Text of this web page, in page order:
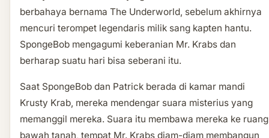
berbahaya bernama The Underworld, sebelum akhirnya
mencuri terompet legendaris milik sang kapten hantu.
SpongeBob mengagumi keberanian Mr. Krabs dan
berharap suatu hari bisa seberani itu.
Saat SpongeBob dan Patrick berada di kamar mandi
Krusty Krab, mereka mendengar suara misterius yang
memanggil mereka. Suara itu membawa mereka ke ruang
bawah tanah, tempat Mr. Krabs diam-diam membangun